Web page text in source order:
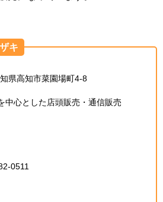
キ
県高知市菜園場町4-8
中心とした店頭販売・通信販売
0511